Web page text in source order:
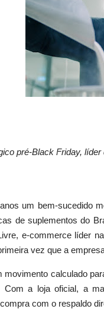
pré-Black Friday,
um bem-sucedido
de suplementos do
e-commerce líder
vez que a
movimento calculado
Com a loja oficial, a
com o respaldo